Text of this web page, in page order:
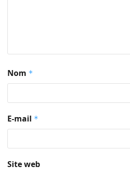
Nom *
E-mail *
Site web